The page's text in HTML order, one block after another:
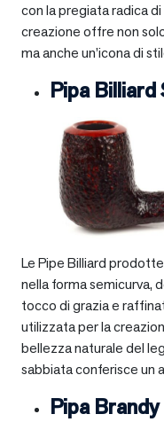
con la pregiata radica
creazione offre non
ma anche un’icona di
Pipa Billiard
Le Pipe Billiard
nella forma semicurva,
tocco di grazia e
utilizzata per la
bellezza naturale del
sabbiata conferisce un
Pipa